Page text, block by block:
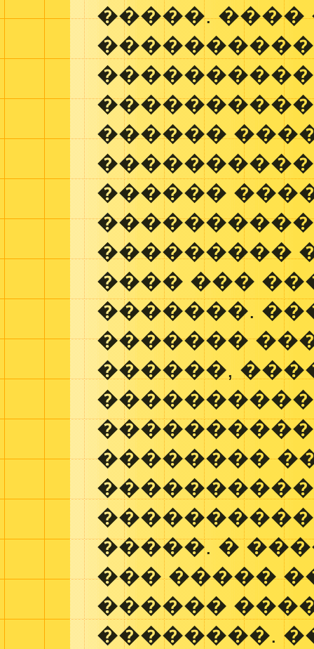
�����.
������
������
���������
���� ���
�������.
�������
������,
��������
�����. �
��� �����
������
��������.